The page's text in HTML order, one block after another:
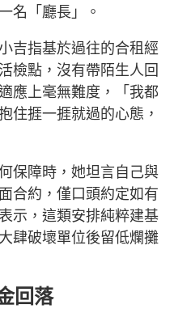
名「廳長」。
吉指基於過往的合租經
檢點，沒有帶陌生人回
應上毫無難度，「我都
住捱一捱就過的心態，
保障時，她坦言自己與
合約，僅口頭約定如有
示，這類安排純粹建基
肆破壞單位後留低爛攤
回落